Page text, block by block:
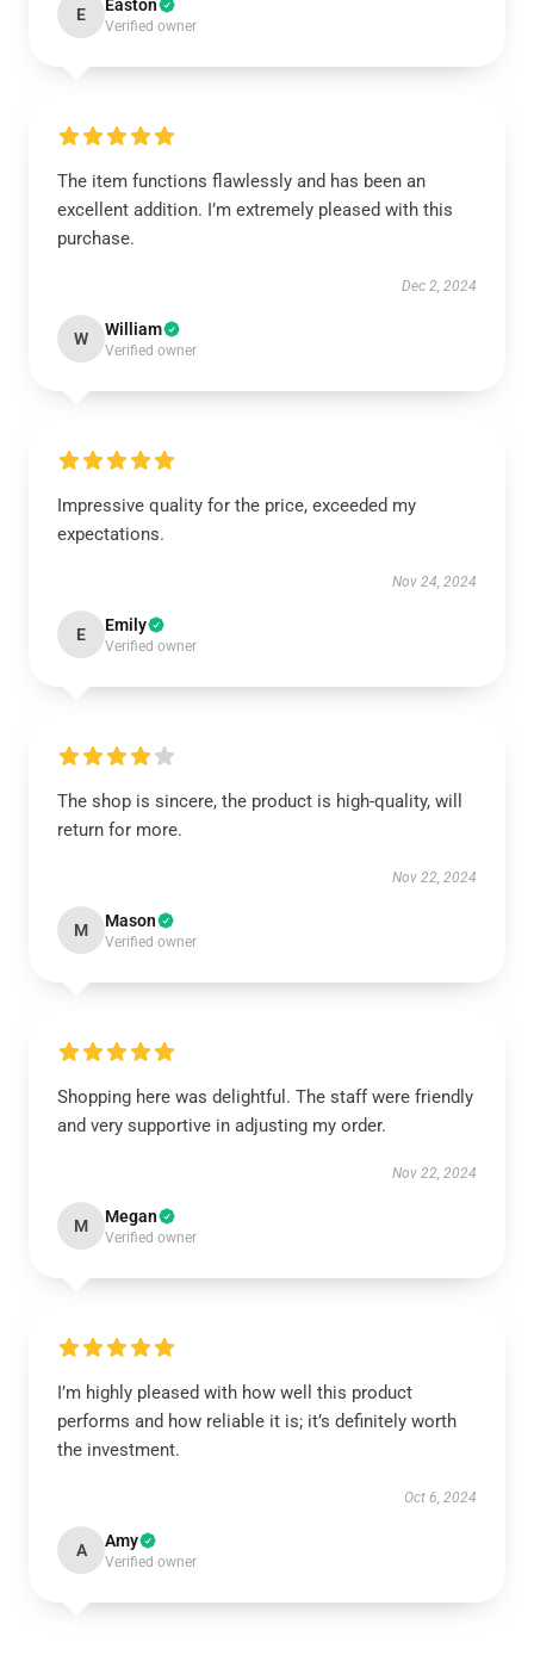
E Easton
Verified owner
The item functions flawlessly and has been an
excellent addition. I’m extremely pleased with this
purchase.
Dec 2, 2024
W William
Verified owner
Impressive quality for the price, exceeded my
expectations.
Nov 24, 2024
E Emily
Verified owner
The shop is sincere, the product is high-quality, will
return for more.
Nov 22, 2024
M Mason
Verified owner
Shopping here was delightful. The staff were friendly
and very supportive in adjusting my order.
Nov 22, 2024
M Megan
Verified owner
I’m highly pleased with how well this product
performs and how reliable it is; it’s definitely worth
the investment.
Oct 6, 2024
A Amy
Verified owner